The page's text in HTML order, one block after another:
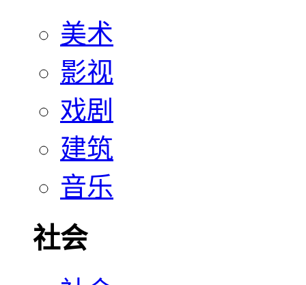
美术
影视
戏剧
建筑
音乐
社会